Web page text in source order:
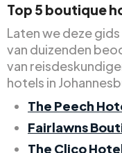
Top 5 boutique
Laten we deze
van duizenden
van
hotels in
The Peech
Fairlawns
The Clico